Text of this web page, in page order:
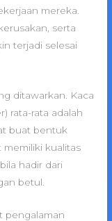
mereka.
serta
terjadi selesai
ditawarkan. Kaca
rata-rata adalah
buat bentuk
memiliki kualitas
hadir dari
betul.
pengalaman